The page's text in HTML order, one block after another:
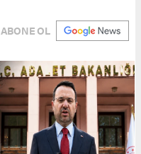
ABONE OL